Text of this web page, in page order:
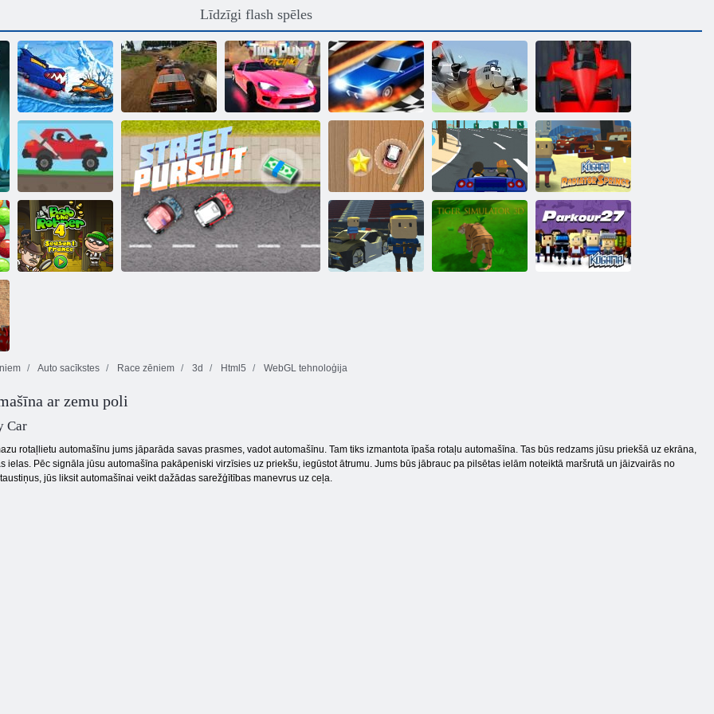
Līdzīgi flash spēles
Automašīna ēd
automašīnu:
Piedzīvojums
ziemā
Derbija
iznīcināšanas
simulators
Divu punk
sacīkšu
Vilkšanas
sacīkstes 3d
Varonīgs pilots Formula drudzis
Augstas
sacīkstes 2
Mini sacīkšu
skriešanās
Slepkava Racer
Kogama:
Radiatora avoti
Auto sacīkstes Race zēniem 3d Html5 WebGL tehnoloģija
ar zemu poli
Car
rotaļlietu automašīnu jums jāparāda savas prasmes, vadot automašīnu. Tam tiks izmantota īpaša rotaļu automašīna. Tas būs redzams jūsu priekšā uz ekrāna,
ielas. Pēc signāla jūsu automašīna pakāpeniski virzīsies uz priekšu, iegūstot ātrumu. Jums būs jābrauc pa pilsētas ielām noteiktā maršrutā un jāizvairās no
jūs liksit automašīnai veikt dažādas sarežģītības manevrus uz ceļa.